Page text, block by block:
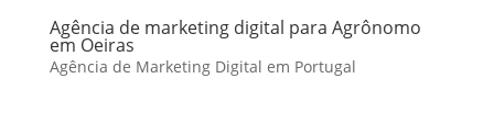
Agência de marketing digital para Agrônomo
em Oeiras
Agência de Marketing Digital em Portugal